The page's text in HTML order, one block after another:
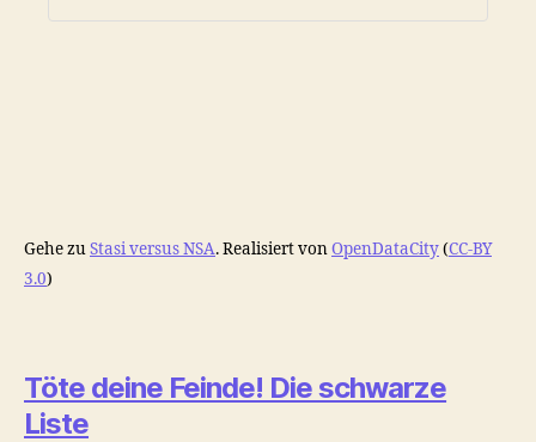
Gehe zuStasi versus NSA. Realisiert vonOpenDataCity(CC-BY
3.0)
Töte deine Feinde! Die schwarze
Liste